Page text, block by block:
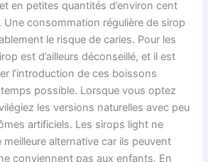
en petites quantités d’environ cent
consommation régulière de sirop
le risque de caries. Pour les
est d’ailleurs déconseillé, et il est
l’introduction de ces boissons
possible. Lorsque vous optez
les versions naturelles avec peu
artificiels. Les sirops light ne
alternative car ils peuvent
conviennent pas aux enfants. En